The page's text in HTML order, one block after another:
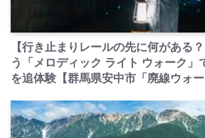
【行き止まりレールの先に何がある
う「メロディック ライト ウォーク」
を追体験【群馬県安中市「廃線ウォー